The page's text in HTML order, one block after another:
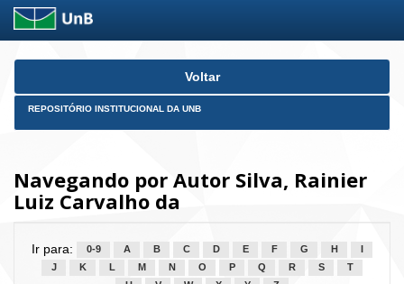
Skip
Voltar
REPOSITÓRIO INSTITUCIONAL DA UNB
Navegando por Autor Silva, Rainier
Luiz Carvalho da
Ir para: 0-9 A B C D E F G H
J
K L M N O P Q R S
T